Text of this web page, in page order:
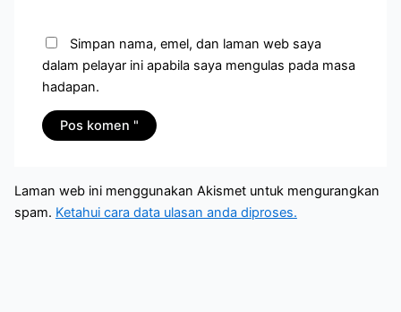
Simpan nama, emel, dan laman web saya
dalam pelayar ini apabila saya mengulas pada masa
hadapan.
Laman web ini menggunakan Akismet untuk mengurangkan
spam. Ketahui cara data ulasan anda diproses.